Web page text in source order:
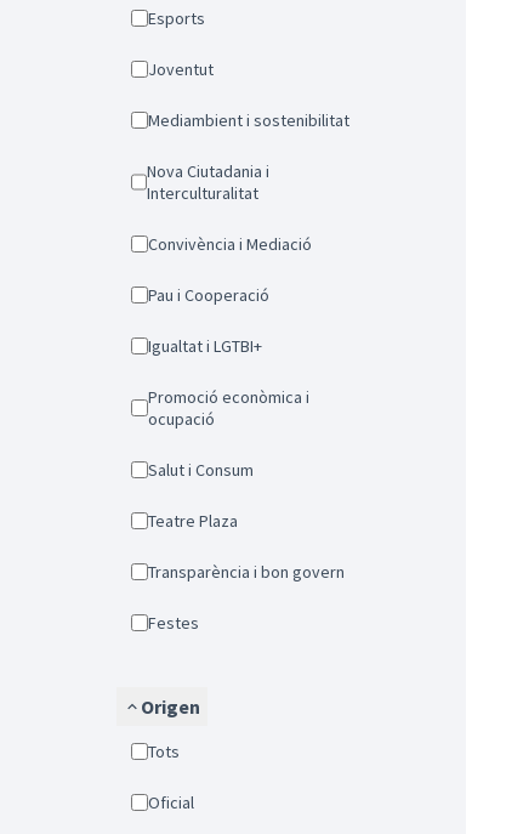
Esports
Joventut
Mediambient i sostenibilitat
Nova Ciutadania i
Interculturalitat
Convivència i Mediació
Pau i Cooperació
Igualtat i LGTBI+
Promoció econòmica i
ocupació
Salut i Consum
Teatre Plaza
Transparència i bon govern
Festes
Origen
Tots
Oficial